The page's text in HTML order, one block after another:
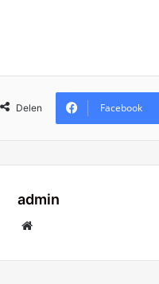
Delen Facebook
admin
Website